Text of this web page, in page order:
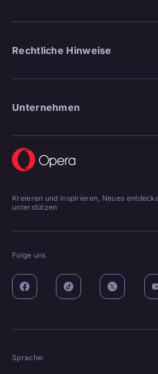
Rechtliche Hinweise
Unternehmen
Kreieren und inspirieren, Neues
unterstützen
Folge uns
Sprache: